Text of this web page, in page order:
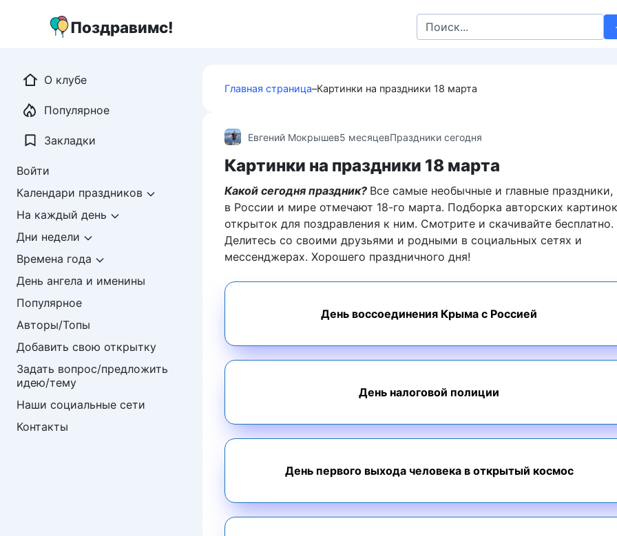
Поздравимс!
Search
for:
Главная страница–Картинки на праздники 18 марта
Евгений Мокрышев5 месяцевПраздники сегодня
Картинки на праздники 18 марта
Какой сегодня праздник? Все самые необычные и главные
в России и мире отмечают 18-го марта. Подборка авторских
открыток для поздравления к ним. Смотрите и скачивайте бесплатно.
Делитесь со своими друзьями и родными в социальных сетях и
месcенджерах. Хорошего праздничного дня!
День воссоединения Крыма с Россией
День налоговой полиции
День первого выхода человека в открытый космос
О клубе
Популярное
Закладки
Войти
Календари праздников
На каждый день
Дни недели
Времена года
День ангела и именины
Популярное
Авторы/Топы
Добавить свою открытку
Задать вопрос/предложить
идею/тему
Наши социальные сети
Контакты